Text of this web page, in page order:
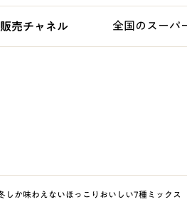
売チャネル 全国のスーパ
しか味わえないほっこりおいしい7種ミックス